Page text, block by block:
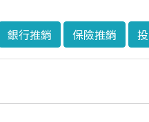
銀行推銷 保險推銷